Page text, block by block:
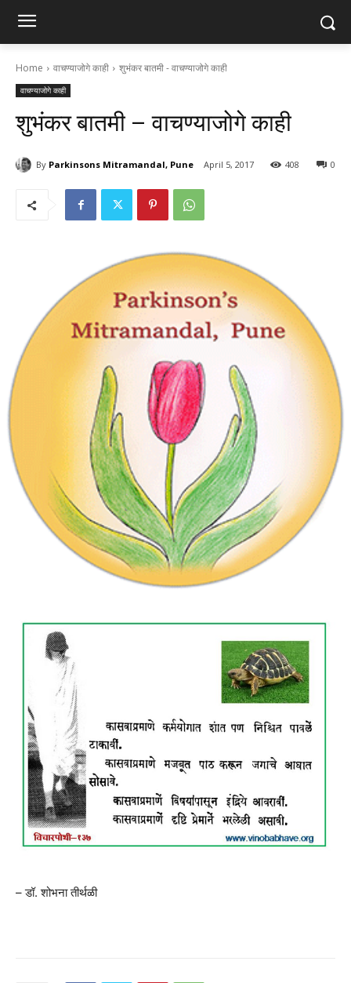
Home वाचण्याजोगे काही शुभंकर बातमी - वाचण्याजोगे काही
वाचण्याजोगे काही
शुभंकर बातमी – वाचण्याजोगे काही
By Parkinsons Mitramandal, Pune April 5, 2017 0
408
– डॉ. शोभना तीर्थळी